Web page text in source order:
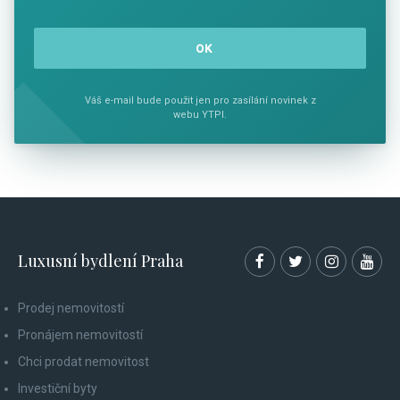
Váš e-mail bude použit jen pro zasílání novinek z
webu YTPI.
Luxusní bydlení Praha
Prodej nemovitostí
Pronájem nemovitostí
Chci prodat nemovitost
Investiční byty